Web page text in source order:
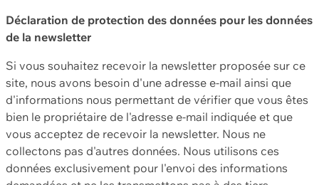
Déclaration de protection des données pour les données
de la newsletter
Si vous souhaitez recevoir la newsletter proposée sur ce
site, nous avons besoin d'une adresse e-mail ainsi que
d'informations nous permettant de vérifier que vous êtes
bien le propriétaire de l'adresse e-mail indiquée et que
vous acceptez de recevoir la newsletter. Nous ne
collectons pas d'autres données. Nous utilisons ces
données exclusivement pour l'envoi des informations